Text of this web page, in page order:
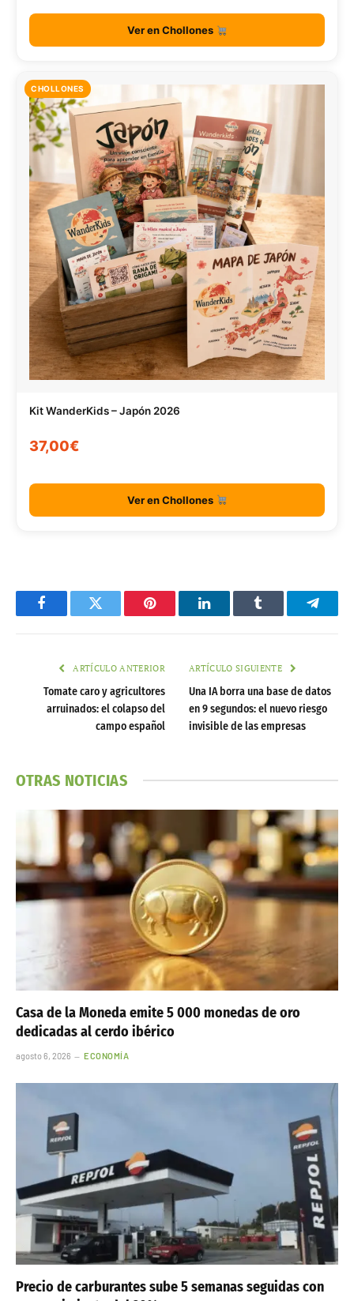
Ver en Chollones
CHOLLONES
Kit WanderKids – Japón 2026
37,00€
Ver en Chollones
FacebookTwitter Pinterest LinkedInTumblr
ARTÍCULO ANTERIOR
Tomate caro y agricultores
arruinados: el colapso del
campo español
ARTÍCULO SIGUIENTE
Una IA borra una base de datos
en 9 segundos: el nuevo riesgo
invisible de las empresas
OTRAS NOTICIAS
Casa de la Moneda emite 5 000 monedas de oro
dedicadas al cerdo ibérico
agosto 6, 2026 ECONOMÍA
Precio de carburantes sube 5 semanas seguidas con